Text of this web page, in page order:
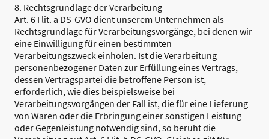
8. Rechtsgrundlage der Verarbeitung
Art. 6 I lit. a DS-GVO dient unserem Unternehmen als
Rechtsgrundlage für Verarbeitungsvorgänge, bei denen wir
eine Einwilligung für einen bestimmten
Verarbeitungszweck einholen. Ist die Verarbeitung
personenbezogener Daten zur Erfüllung eines Vertrags,
dessen Vertragspartei die betroffene Person ist,
erforderlich, wie dies beispielsweise bei
Verarbeitungsvorgängen der Fall ist, die für eine Lieferung
von Waren oder die Erbringung einer sonstigen Leistung
oder Gegenleistung notwendig sind, so beruht die